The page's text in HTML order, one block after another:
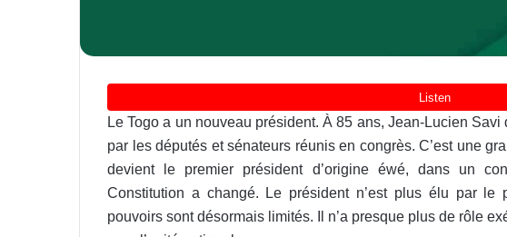
Le Togo a un nouveau président. À 85 ans, Jean-Lucien
par les députés et sénateurs réunis en congrès. C’est une
devient le premier président d’origine éwé, dans un
Constitution a changé. Le président n’est plus élu par
pouvoirs sont désormais limités. Il n’a presque plus de rôle